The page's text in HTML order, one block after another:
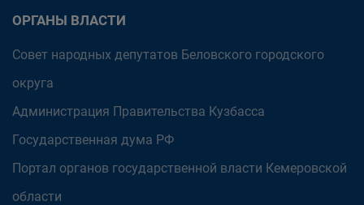
ОРГАНЫ ВЛАСТИ
Совет народных депутатов Беловского городского
округа
Администрация Правительства Кузбасса
Государственная дума РФ
Портал органов государственной власти Кемеровской
области